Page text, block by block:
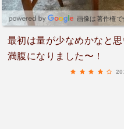
画像は著作権で
最初は量が少なめかなと
満腹になりました〜！